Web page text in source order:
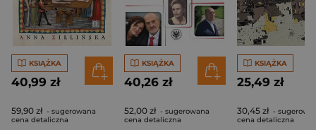
KSIĄŻKA
40,99 zł
59,90 zł - sugerowana
cena detaliczna
KSIĄŻKA
40,26 zł
52,00 zł - sugerowana
cena detaliczna
KSIĄŻKA
25,49 zł
30,45 zł -
cena detaliczna